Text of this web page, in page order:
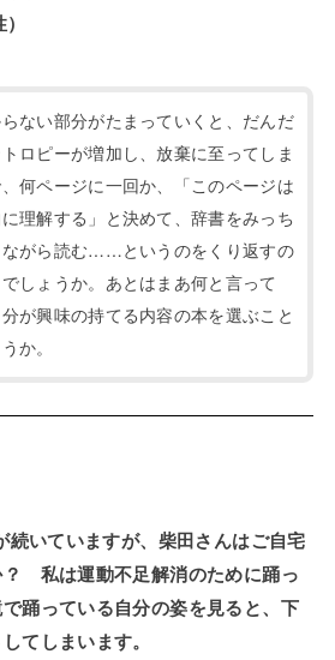
ない部分がたまっていくと、だんだ
ロピーが増加し、放棄に至ってしま
何ページに一回か、「このページは
理解する」と決めて、辞書をみっち
ながら読む……というのをくり返すの
しょうか。あとはまあ何と言って
が興味の持てる内容の本を選ぶこと
か。
続いていますが、柴田さんはご自宅
私は運動不足解消のために踊っ
踊っている自分の姿を見ると、下
てしまいます。